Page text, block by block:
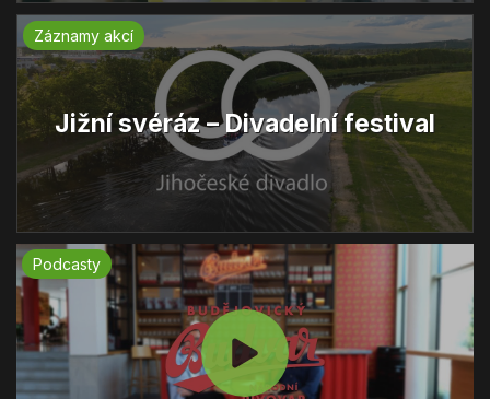
Záznamy akcí
Jižní svéráz – Divadelní festival
Podcasty